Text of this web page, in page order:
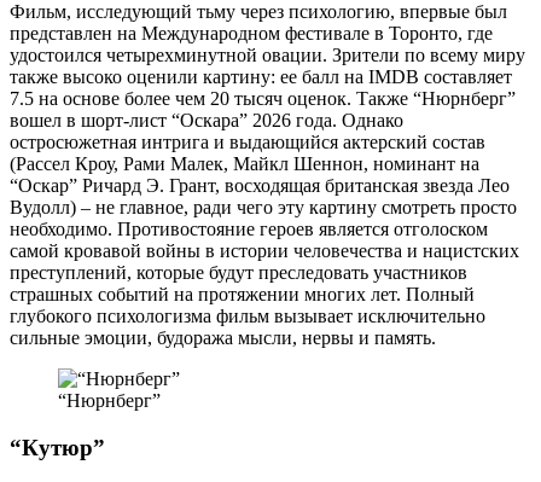
Фильм, исследующий тьму через психологию, впервые был
представлен на Международном фестивале в Торонто, где
удостоился четырехминутной овации. Зрители по всему миру
также высоко оценили картину: ее балл на IMDB составляет
7.5 на основе более чем 20 тысяч оценок. Также “Нюрнберг”
вошел в шорт-лист “Оскара” 2026 года. Однако
остросюжетная интрига и выдающийся актерский состав
(Рассел Кроу, Рами Малек, Майкл Шеннон, номинант на
“Оскар” Ричард Э. Грант, восходящая британская звезда Лео
Вудолл) – не главное, ради чего эту картину смотреть просто
необходимо. Противостояние героев является отголоском
самой кровавой войны в истории человечества и нацистских
преступлений, которые будут преследовать участников
страшных событий на протяжении многих лет. Полный
глубокого психологизма фильм вызывает исключительно
сильные эмоции, будоража мысли, нервы и память.
“Нюрнберг”
“Кутюр”